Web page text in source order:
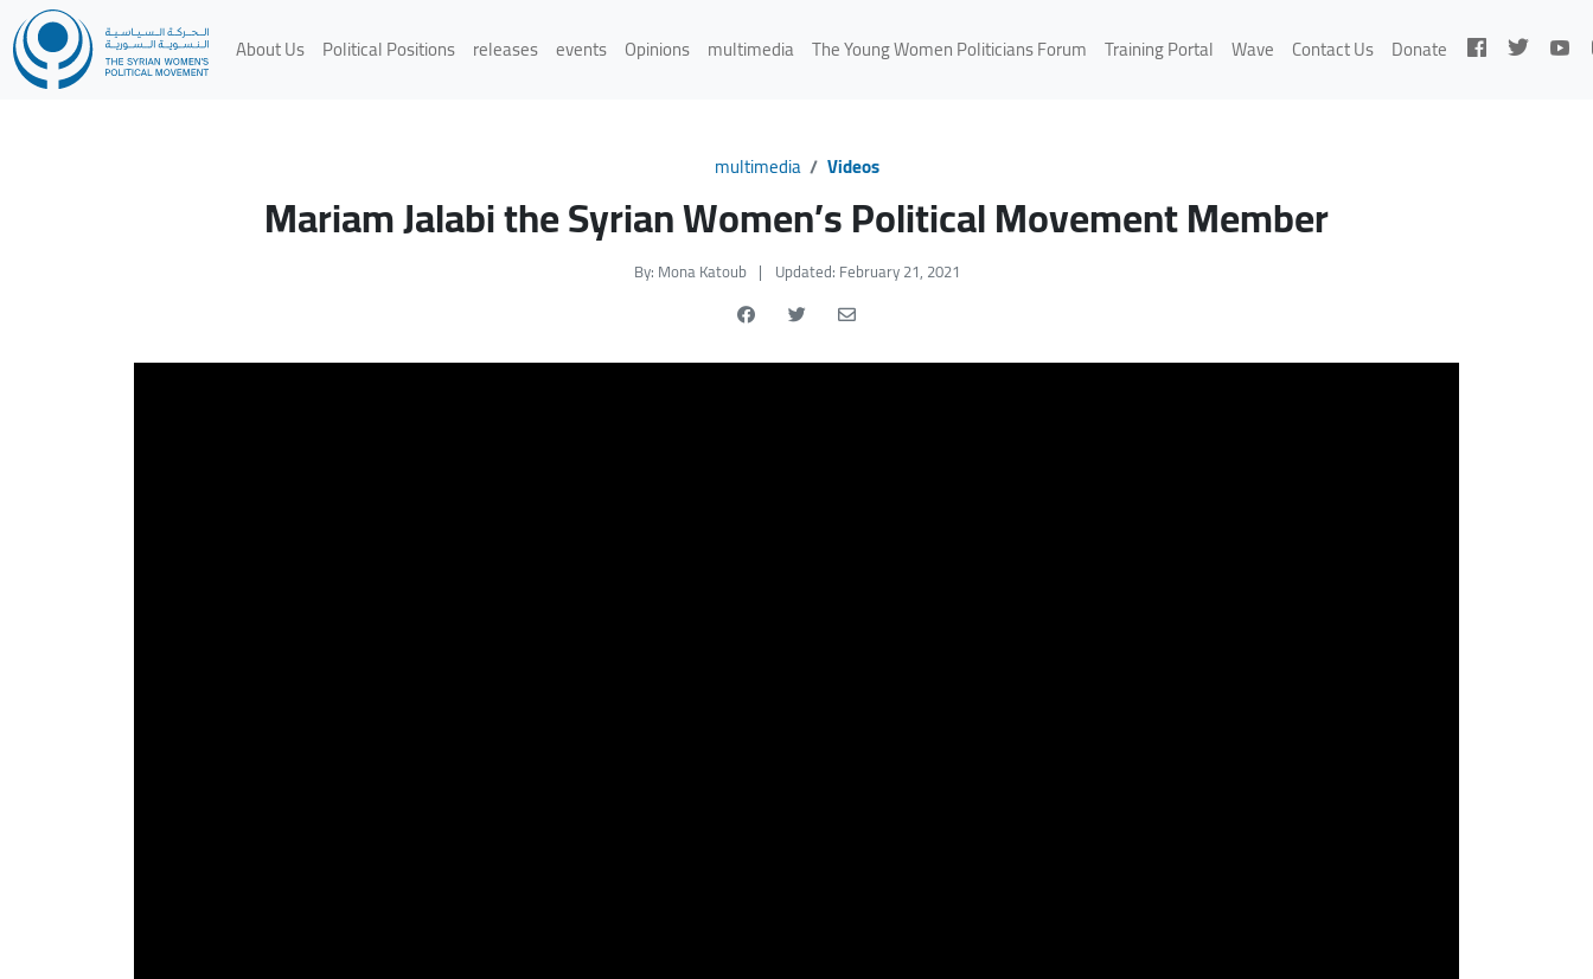
About Us Political Positions releases events Opinions multimedia The Young Women Politicians Forum Training Portal Wave Contact Us Donate
multimedia Videos
Mariam Jalabi the Syrian Women’s Political Movement Member
By: Mona Katoub | Updated: February 21, 2021